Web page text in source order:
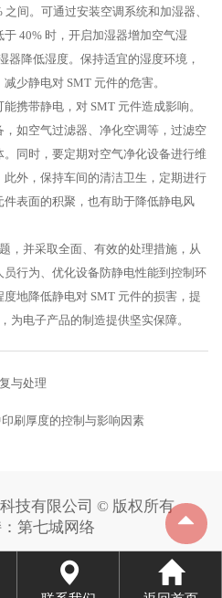
间。可通过安装空调系统和加湿器、
40% 时，开启加湿器增加空气湿
器降低湿度。保持适宜的湿度环境，
少静电对 SMT 元件的危害。
携带静电，对 SMT 元件造成影响。
如空气过滤器、净化空调等，过滤空
同时，要定期对空气净化设备进行维
外，保持车间的清洁卫生，定期进行
表面的积聚，也有助于降低静电风
，并采取全面、有效的处理措施，从
行为、优化设备防静电性能到控制环
地降低静电对 SMT 元件的损害，提
为电子产品的制造提供坚实保障。
与处理
刷厚度的控制与影响因素
技有限公司 © 版权所有
第七城网络